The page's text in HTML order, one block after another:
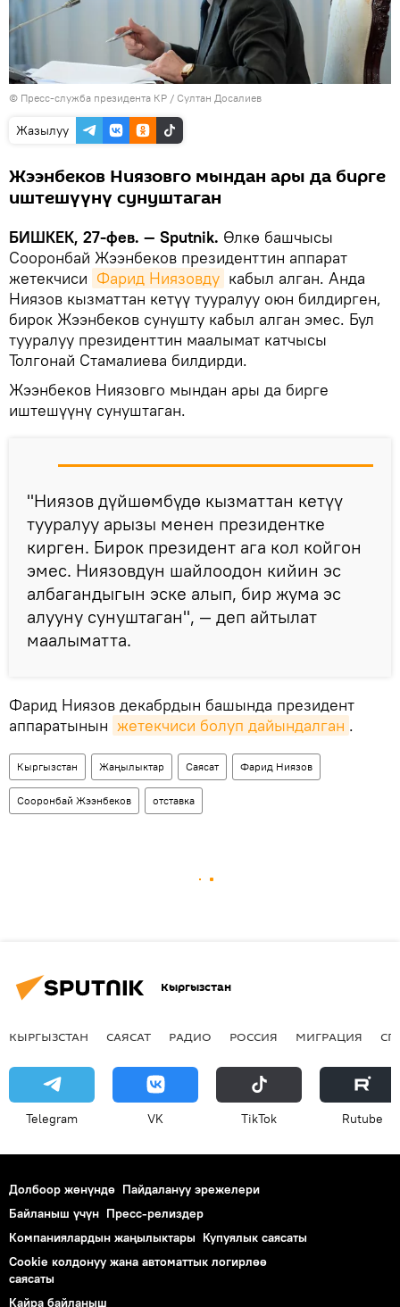
© Пресс-служба президента КР / Султан Досалиев
Жазылуу
Жээнбеков Ниязовго мындан ары да бирге
иштешүүнү сунуштаган
БИШКЕК, 27-фев. — Sputnik. Өлкө башчысы
Сооронбай Жээнбеков президенттин аппарат
жетекчиси Фарид Ниязовду кабыл алган. Анда
Ниязов кызматтан кетүү тууралуу оюн билдирген,
бирок Жээнбеков сунушту кабыл алган эмес. Бул
тууралуу президенттин маалымат катчысы
Толгонай Стамалиева билдирди.
Жээнбеков Ниязовго мындан ары да бирге
иштешүүнү сунуштаган.
"Ниязов дүйшөмбүдө кызматтан кетүү
тууралуу арызы менен президентке
кирген. Бирок президент ага кол койгон
эмес. Ниязовдун шайлоодон кийин эс
албагандыгын эске алып, бир жума эс
алууну сунуштаган", — деп айтылат
маалыматта.
Фарид Ниязов декабрдын башында президент
аппаратынын жетекчиси болуп дайындалган .
Кыргызстан Жаңылыктар Саясат Фарид Ниязов
Сооронбай Жээнбеков отставка
Кыргызстан
КЫРГЫЗСТАН САЯСАТ РАДИО РОССИЯ МИГРАЦИЯ
Telegram VK ТikТоk Rutube
Долбоор жөнүндө Пайдалануу эрежелери
Байланыш үчүн Пресс-релиздер
Компаниялардын жаңылыктары Купуялык саясаты
Cookie колдонуу жана автоматтык логирлөө
саясаты
Кайра байланыш